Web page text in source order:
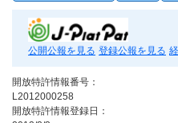
公開公報を見る 登録公報を見る
開放特許情報番号：
L2012000258
開放特許情報登録日：